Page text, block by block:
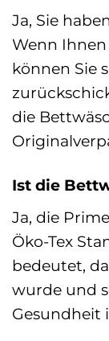
Ja, Sie
Wenn
können Sie
die
Ist die
Ja, die
Öko-Tex
bedeutet,
wurde und
Gesundheit